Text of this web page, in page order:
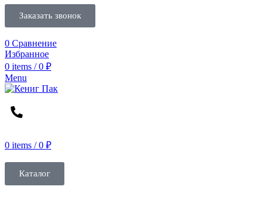
Заказать звонок
0 Сравнение
Избранное
0 items / 0 ₽
Menu
0 items / 0 ₽
Каталог